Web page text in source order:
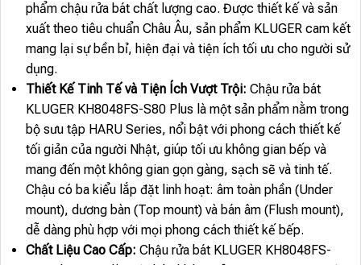
phẩm chậu rửa bát chất lượng cao. Được thiết kế và sản
xuất theo tiêu chuẩn Châu Âu, sản phẩm KLUGER cam kết
mang lại sự bền bỉ, hiện đại và tiện ích tối ưu cho người sử
dụng.
Thiết Kế Tinh Tế và Tiện Ích Vượt Trội: Chậu rửa bát
KLUGER KH8048FS-S80 Plus là một sản phẩm nằm trong
bộ sưu tập HARU Series, nổi bật với phong cách thiết kế
tối giản của người Nhật, giúp tối ưu không gian bếp và
mang đến một không gian gọn gàng, sạch sẽ và tinh tế.
Chậu có ba kiểu lắp đặt linh hoạt: âm toàn phần (Under
mount), dương bàn (Top mount) và bán âm (Flush mount),
dễ dàng phù hợp với mọi phong cách thiết kế bếp.
Chất Liệu Cao Cấp: Chậu rửa bát KLUGER KH8048FS-